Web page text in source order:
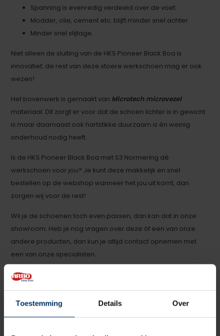
Toestemming Details Over
Spanning is evenredig verdeeld over de voet.
Modder, olie, cement etc. blijft minder snel achter.
Minder snel slijtage.
Niet alleen de sluiting van de HKS Pioneer Black Boa is
innovatief, de rest van deze stoere werkschoen mag er ook
wezen!
Het bovenwerk is gemaakt van Microtech microvezel
materiaal. Dit zorgt er voor dat de schoen lichter is in gewicht
is maar daarnaast ook hartstikke duurzaam is én weinig
onderhoud nodig heeft.
Is de HKS Pioneer Black Boa met S3 Normering dé
werkschoen voor jou? Je kunt deze makkelijk en snel
bestellen op de webshop wanneer het jou uit komt, dan
zorgen wij voor de rest!
Wil je de schoenen toch even passen, dan kan dat in onze
showroom. Heb je nog vragen over deze óf een van onze
andere producten, dan kun je altijd contact opnemen met
een van onze specialisten.
Categorie:
Specificaties